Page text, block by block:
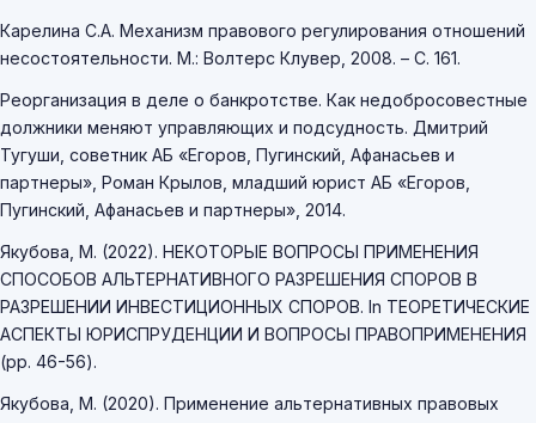
Карелина С.А. Механизм правового регулирования отношений
несостоятельности. М.: Волтерс Клувер, 2008. – С. 161.
Реорганизация в деле о банкротстве. Как недобросовестные
должники меняют управляющих и подсудность. Дмитрий
Тугуши, советник АБ «Егоров, Пугинский, Афанасьев и
партнеры», Роман Крылов, младший юрист АБ «Егоров,
Пугинский, Афанасьев и партнеры», 2014.
Якубова, М. (2022). НЕКОТОРЫЕ ВОПРОСЫ ПРИМЕНЕНИЯ
СПОСОБОВ АЛЬТЕРНАТИВНОГО РАЗРЕШЕНИЯ СПОРОВ В
РАЗРЕШЕНИИ ИНВЕСТИЦИОННЫХ СПОРОВ. In ТЕОРЕТИЧЕСКИЕ
АСПЕКТЫ ЮРИСПРУДЕНЦИИ И ВОПРОСЫ ПРАВОПРИМЕНЕНИЯ
(pp. 46-56).
Якубова, М. (2020). Применение альтернативных правовых